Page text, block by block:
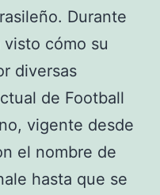
Durante
cómo su
diversas
de Football
vigente desde
el nombre de
hasta que se